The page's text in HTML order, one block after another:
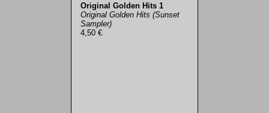
Original Golden Hits 1
Original Golden Hits (Sunset
Sampler)
4,50 €